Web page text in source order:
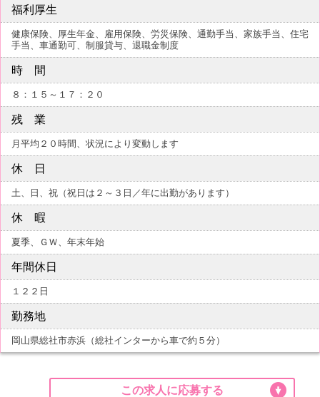
福利厚生
健康保険、厚生年金、雇用保険、労災保険、通勤手当、家族手当、住宅
手当、車通勤可、制服貸与、退職金制度
時 間
８：１５～１７：２０
残 業
月平均２０時間、状況により変動します
休 日
土、日、祝（祝日は２～３日／年に出勤があります）
休 暇
夏季、ＧＷ、年末年始
年間休日
１２２日
勤務地
岡山県総社市赤浜（総社インターから車で約５分）
この求人に応募する